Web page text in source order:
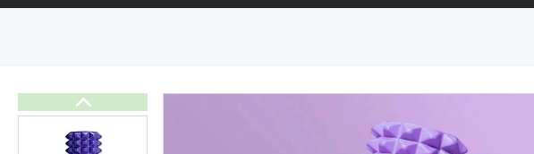
Підвіски
Дитячі товари